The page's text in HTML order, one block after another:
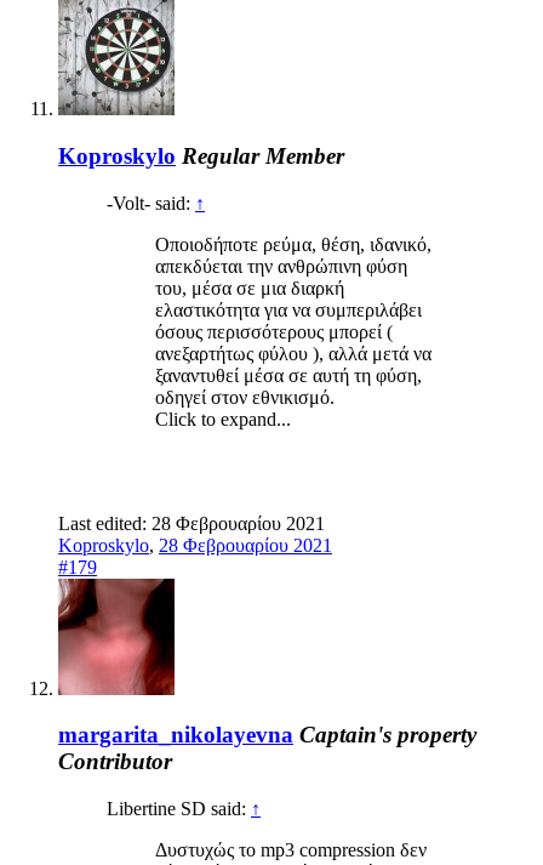
Koproskylo Regular Member
-Volt- said: ↑
Οποιοδήποτε ρεύμα, θέση, ιδανικό,
απεκδύεται την ανθρώπινη φύση
του, μέσα σε μια διαρκή
ελαστικότητα για να συμπεριλάβει
όσους περισσότερους μπορεί (
ανεξαρτήτως φύλου ), αλλά μετά να
ξαναντυθεί μέσα σε αυτή τη φύση,
οδηγεί στον εθνικισμό.
Click to expand...
Last edited: 28 Φεβρουαρίου 2021
Koproskylo, 28 Φεβρουαρίου 2021
#179
margarita_nikolayevna Captain's property
Contributor
Libertine SD said: ↑
Δυστυχώς το mp3 compression δεν